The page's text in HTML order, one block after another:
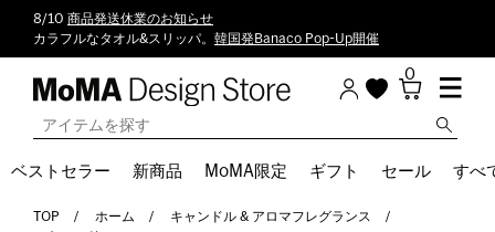
8/10 商品発送休業のお知らせ
カラフルなタオル&スリッパ。 韓国発Banaco Pop-Up開催
0
ベストセラー 新商品 MoMA限定 ギフト セール すべ
TOP ホーム
キャンドル & アロマフレグランス